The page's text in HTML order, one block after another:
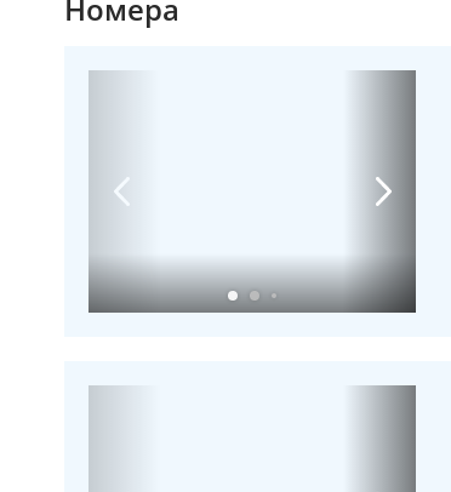
Номера